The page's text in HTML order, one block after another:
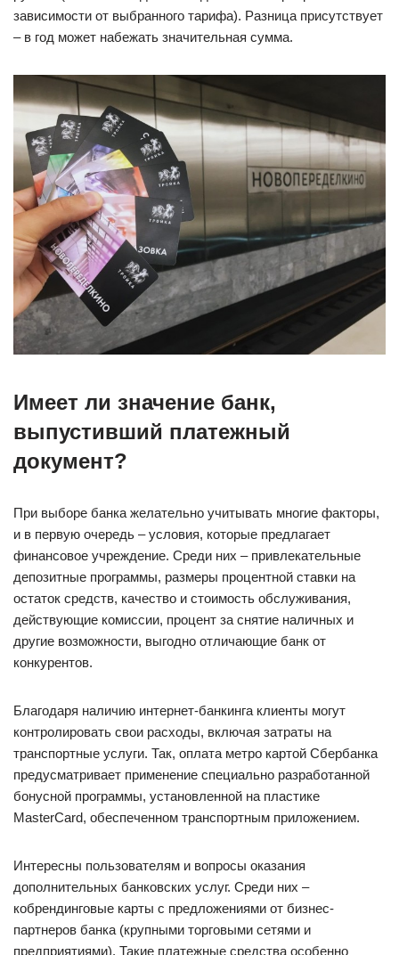
зависимости от выбранного тарифа). Разница присутствует
– в год может набежать значительная сумма.
Имеет ли значение банк,
выпустивший платежный
документ?
При выборе банка желательно учитывать многие факторы,
и в первую очередь – условия, которые предлагает
финансовое учреждение. Среди них – привлекательные
депозитные программы, размеры процентной ставки на
остаток средств, качество и стоимость обслуживания,
действующие комиссии, процент за снятие наличных и
другие возможности, выгодно отличающие банк от
конкурентов.
Благодаря наличию интернет-банкинга клиенты могут
контролировать свои расходы, включая затраты на
транспортные услуги. Так, оплата метро картой Сбербанка
предусматривает применение специально разработанной
бонусной программы, установленной на пластике
MasterCard, обеспеченном транспортным приложением.
Интересны пользователям и вопросы оказания
дополнительных банковских услуг. Среди них –
кобрендинговые карты с предложениями от бизнес-
партнеров банка (крупными торговыми сетями и
предприятиями). Такие платежные средства особенно